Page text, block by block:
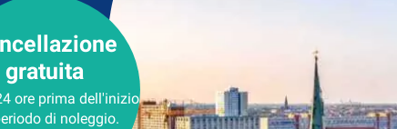
gratuita
ore prima dell'inizio
di noleggio.